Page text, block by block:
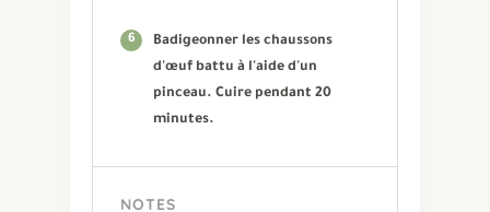
6
Badigeonner les chaussons
d'œuf battu à l'aide d'un
pinceau. Cuire pendant 20
minutes.
NOTES